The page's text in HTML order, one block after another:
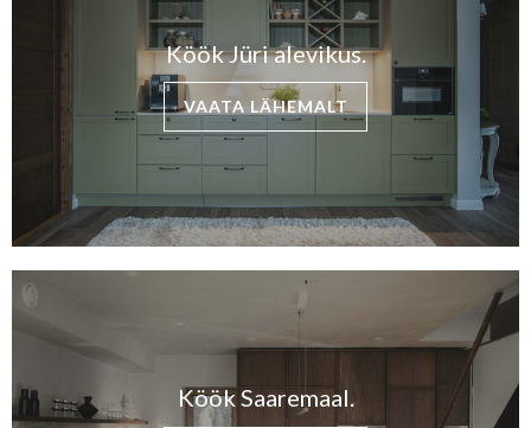
Köök Jüri alevikus.
VAATA LÄHEMALT
Köök Saaremaal.